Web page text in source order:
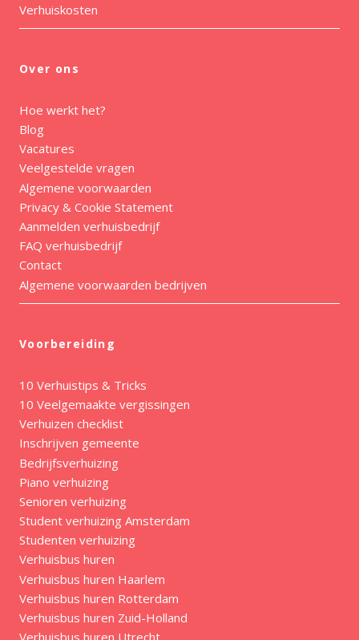
Verhuiskosten
Over ons
Hoe werkt het?
Blog
Vacatures
Veelgestelde vragen
Algemene voorwaarden
Privacy & Cookie Statement
Aanmelden verhuisbedrijf
FAQ verhuisbedrijf
Contact
Algemene voorwaarden bedrijven
Voorbereiding
10 Verhuistips & Tricks
10 Veelgemaakte vergissingen
Verhuizen checklist
Inschrijven gemeente
Bedrijfsverhuizing
Piano verhuizing
Senioren verhuizing
Student verhuizing Amsterdam
Studenten verhuizing
Verhuisbus huren
Verhuisbus huren Haarlem
Verhuisbus huren Rotterdam
Verhuisbus huren Zuid-Holland